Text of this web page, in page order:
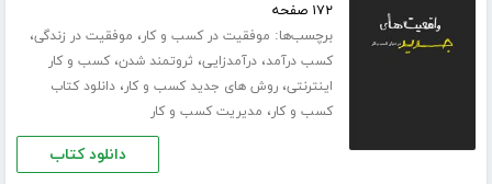
۱۷۲ صفحه
برچسب‌ها: موفقیت در کسب و کار، موفقیت در زندگی،
کسب درآمد،درآمدزایی، ثروتمند شدن،کسب و کار
اینترنتی،روش های جدید کسب و کار،دانلود کتاب
کسب و کار، مدیریت کسب و کار
دانلود کتاب